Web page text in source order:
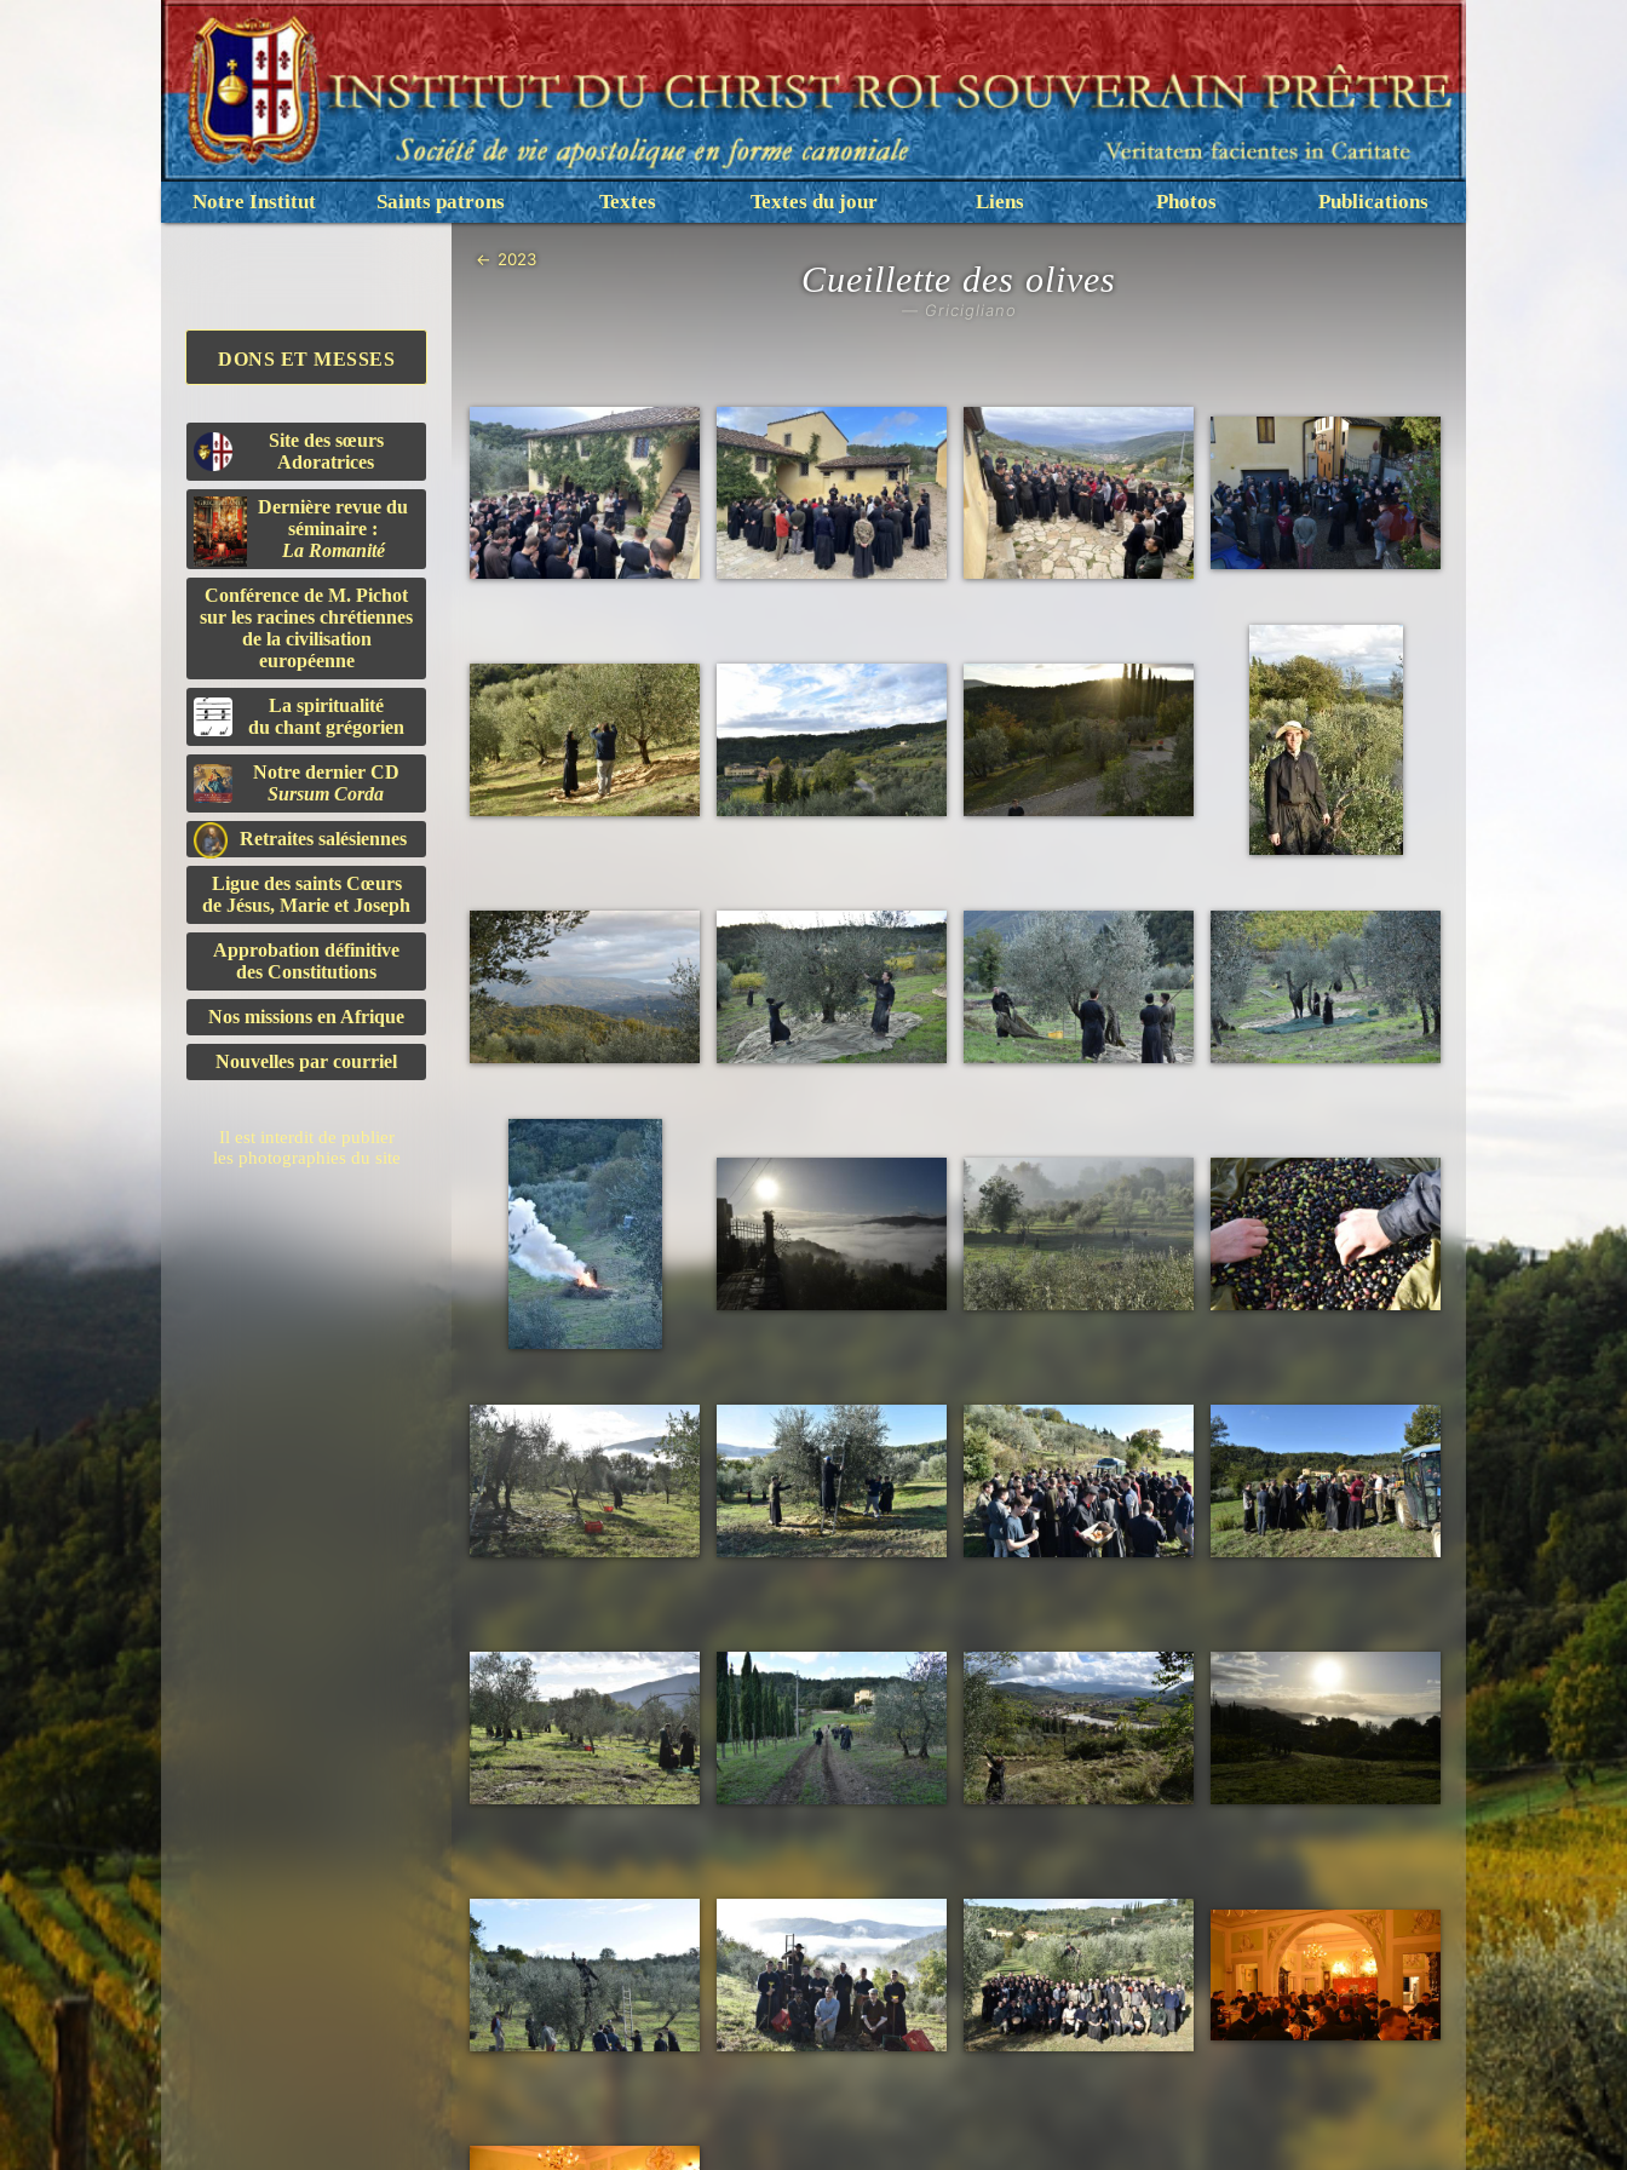
Notre Institut Saints patrons Textes Textes du jour Liens Photos Publications
DONS ET MESSES
Site des sœurs
Adoratrices
Dernière revue du
séminaire :
La Romanité
Conférence de M. Pichot
sur les racines chrétiennes
de la civilisation
européenne
La spiritualité
du chant grégorien
Notre dernier CD
Sursum Corda
Retraites salésiennes
Ligue des saints Cœurs
de Jésus, Marie et Joseph
Approbation définitive
des Constitutions
Nos missions en Afrique
Nouvelles par courriel
Il est interdit de publier
les photographies du site
← 2023
Cueillette des olives
— Gricigliano